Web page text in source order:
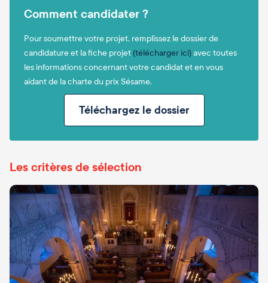
Comment candidater ?
Pour soumettre votre projet, remplissez le dossier de
candidature et la fiche projet (télécharger ici)avec toutes
les informations concernant votre candidat et en vous
aidant de la charte du prix Sésame.
Téléchargez le dossier
Les critères de sélection